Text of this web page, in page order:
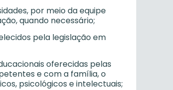
por meio da equipe
quando necessário;
pela legislação em
oferecidas pelas
e com a família, o
psicológicos e intelectuais;